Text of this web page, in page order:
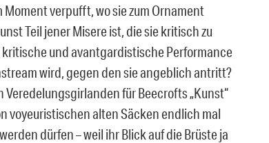
verpufft, wo sie zum Ornament
Teil jener Misere ist, die sie kritisch zu
und avantgardistische Performance
wird, gegen den sie angeblich antritt?
für Beecrofts „Kunst“
voyeuristischen alten Säcken endlich mal
dürfen – weil ihr Blick auf die Brüste ja